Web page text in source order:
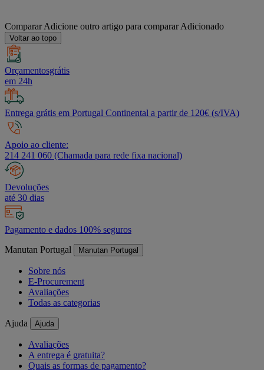
Comparar Adicione outro artigo para comparar Adicionado
Voltar ao topo
Orçamentosgrátis
em 24h
Entrega grátis em Portugal Continental a partir de 120€ (s/IVA)
Apoio ao cliente:
214 241 060 (Chamada para rede fixa nacional)
Devoluções
até 30 dias
Pagamento e dados 100% seguros
Manutan Portugal
Manutan Portugal
Sobre nós
E-Procurement
Avaliações
Todas as categorias
Ajuda Ajuda
Avaliações
A entrega é gratuita?
Quais as formas de pagamento?